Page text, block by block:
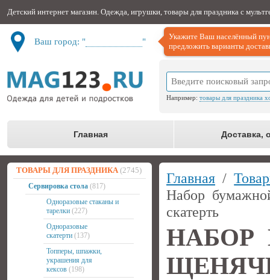
Детский интернет магазин. Одежда, игрушки, товары для праздника с
Ваш город: " "
Укажите Ваш населённый
предложить варианты
Например: товары для праздника
Главная Доставка,
ТОВАРЫ ДЛЯ ПРАЗДНИКА (2745)
Сервировка стола (817)
Одноразовые стаканы и
тарелки (227)
Одноразовые
скатерти (137)
Топперы, шпажки,
украшения для
кексов (198)
Главная /
Набор
скатерть
НАБОР